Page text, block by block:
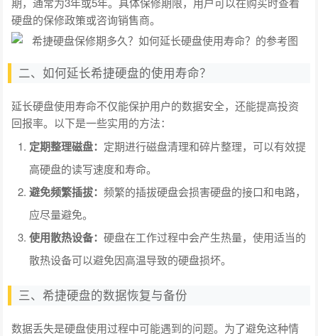
硬盘的保修政策或咨询销售商。
二、如何延长希捷硬盘的使用寿命？
延长硬盘使用寿命不仅能保护用户的数据安全，还能提高投资
回报率。以下是一些实用的方法：
定期整理磁盘： 定期进行磁盘清理和碎片整理，可以有效提
高硬盘的读写速度和寿命。
避免频繁插拔：频繁的插拔硬盘会损害硬盘的接口和电路，
应尽量避免。
使用散热设备：硬盘在工作过程中会产生热量，使用适当的
散热设备可以避免因高温导致的硬盘损坏。
三、希捷硬盘的数据恢复与备份
数据丢失是硬盘使用过程中可能遇到的问题。为了避免这种情